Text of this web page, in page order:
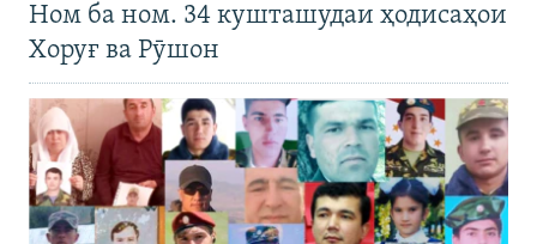
Ном ба ном. 34 кушташудаи ҳодисаҳои
Хоруғ ва Рӯшон